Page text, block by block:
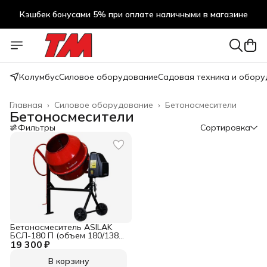
Кэшбек бонусами 5% при оплате наличными в магазине
Кэшбек бонусами 5% при оплате наличными в магазине
КолумбусСиловое оборудованиеСадовая техника и
Бетоносмесители
Силовое оборудование ›
Главная ›
Бетоносмесители
Фильтры Сортировка
19 300 ₽
Бетоносмеситель ASILAK
БСЛ-180 П (объем 180/138
л, 700 Вт, 230 В, вес 49,1 кг)
В корзину